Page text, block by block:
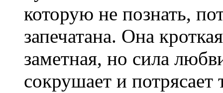
которую не познать,
запечатана. Она
заметная, но сила
сокрушает и потрясает